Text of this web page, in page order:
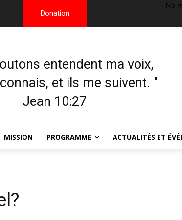
Donation
No
entendent ma voix,
et ils me suivent. "
Jean 10:27
MISSION PROGRAMME ACTUALITÉS ET